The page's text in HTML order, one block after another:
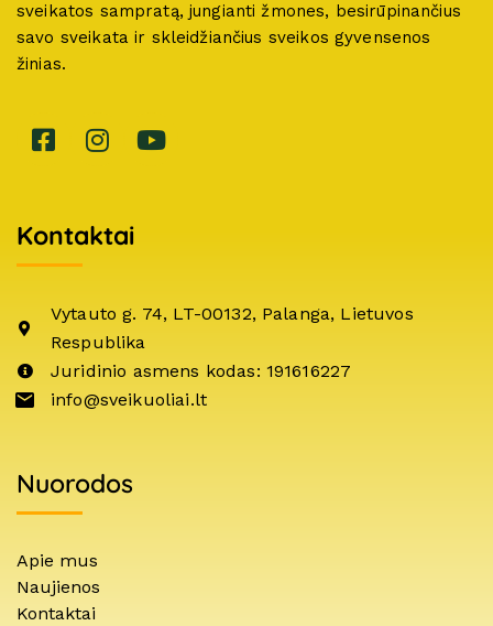
sveikatos sampratą, jungianti žmones, besirūpinančius
savo sveikata ir skleidžiančius sveikos gyvensenos
žinias.
Kontaktai
Vytauto g. 74, LT-00132, Palanga, Lietuvos
Respublika
Juridinio asmens kodas: 191616227
info@sveikuoliai.lt
Nuorodos
Apie mus
Naujienos
Kontaktai